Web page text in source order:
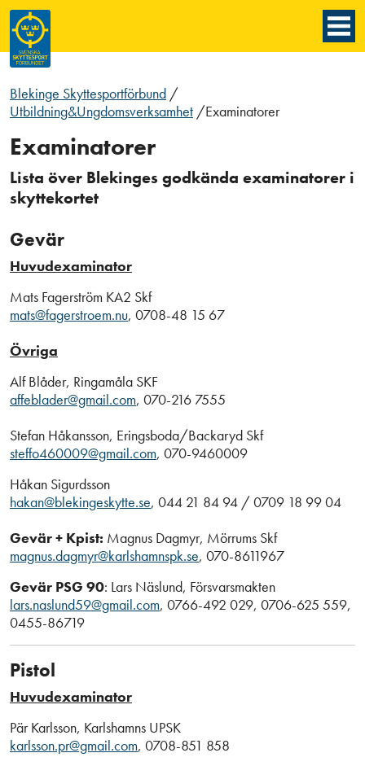
Blekinge Skyttesportförbund /
Utbildning&Ungdomsverksamhet /Examinatorer
Examinatorer
Lista över Blekinges godkända examinatorer i
skyttekortet
Gevär
Huvudexaminator
Mats Fagerström KA2 Skf
mats@fagerstroem.nu, 0708-48 15 67
Övriga
Alf Blåder, Ringamåla SKF
affeblader@gmail.com, 070-216 7555
Stefan Håkansson, Eringsboda/Backaryd Skf
steffo460009@gmail.com, 070-9460009
Håkan Sigurdsson
hakan@blekingeskytte.se, 044 21 84 94 / 0709 18 99 04
Gevär + Kpist: Magnus Dagmyr, Mörrums Skf
magnus.dagmyr@karlshamnspk.se, 070-8611967
Gevär PSG 90: Lars Näslund, Försvarsmakten
lars.naslund59@gmail.com, 0766-492 029, 0706-625 559,
0455-86719
Pistol
Huvudexaminator
Pär Karlsson, Karlshamns UPSK
karlsson.pr@gmail.com, 0708-851 858